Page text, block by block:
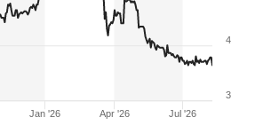
Jan '26 Apr '26 Jul '26
3
4